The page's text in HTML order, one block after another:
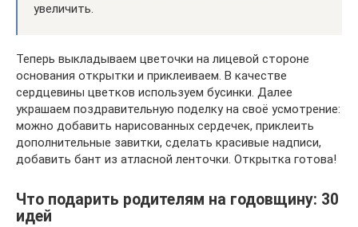
увеличить.
Теперь выкладываем цветочки на лицевой стороне
основания открытки и приклеиваем. В качестве
сердцевины цветков используем бусинки. Далее
украшаем поздравительную поделку на своё усмотрение:
можно добавить нарисованных сердечек, приклеить
дополнительные завитки, сделать красивые надписи,
добавить бант из атласной ленточки. Открытка готова!
Что подарить родителям на годовщину: 30
идей